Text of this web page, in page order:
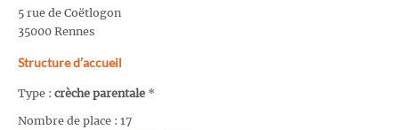
5 rue de Coëtlogon
35000 Rennes
Structure d’accueil
Type : crèche parentale *
Nombre de place : 17